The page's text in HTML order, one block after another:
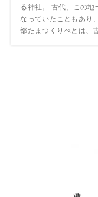
る神社。 古代、この地
なっていたこともあり
部たまつくりべとは、